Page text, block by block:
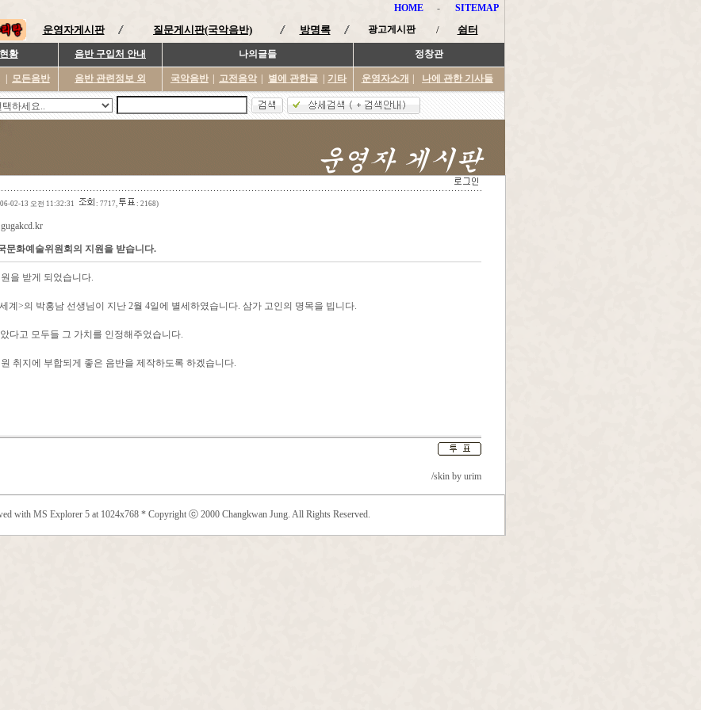
HOME - SITEMAP
운영자게시판 질문게시판(국악음반) 방명록 광고게시판 / 쉼터
황 음반 구입처 안내 나의글들 정창관
모든음반 음반 관련정보 외 국악음반 고전음악 별에 관한글 기타 운영자소개 나에 관한 기사들
02-13 오전 11:32:31 : 7717, : 2168)
문화예술위원회의 지원을 받습니다.
을 받게 되었습니다.
계>의 박홍남 선생님이 지난 2월 4일에 별세하였습니다. 삼가 고인의 명목을 빕니다.
다고 모두들 그 가치를 인정해주었습니다.
취지에 부합되게 좋은 음반을 제작하도록 하겠습니다.
/skin by urim
with MS Explorer 5 at 1024x768 * Copyright ⓒ 2000 Changkwan Jung. All Rights Reserved.